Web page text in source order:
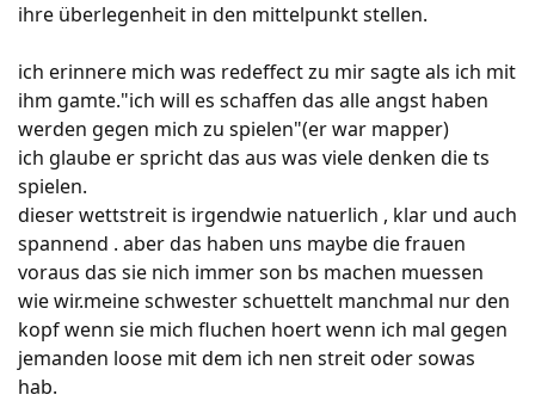
ihre überlegenheit in den mittelpunkt stellen.
ich erinnere mich was redeffect zu mir sagte als ich mit
ihm gamte."ich will es schaffen das alle angst haben
werden gegen mich zu spielen"(er war mapper)
ich glaube er spricht das aus was viele denken die ts
spielen.
dieser wettstreit is irgendwie natuerlich , klar und auch
spannend . aber das haben uns maybe die frauen
voraus das sie nich immer son bs machen muessen
wie wir.meine schwester schuettelt manchmal nur den
kopf wenn sie mich fluchen hoert wenn ich mal gegen
jemanden loose mit dem ich nen streit oder sowas
hab.